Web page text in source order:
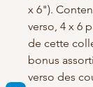
x 6").
verso, 4 x 6
de cette
bonus
verso des